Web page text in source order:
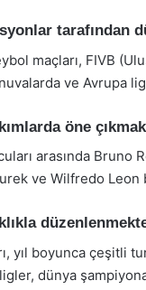
tarafından
maçları, FIVB
ve Avrupa
öne
arasında Bruno
ve Wilfredo Leon
yıl boyunca çeşitli
dünya